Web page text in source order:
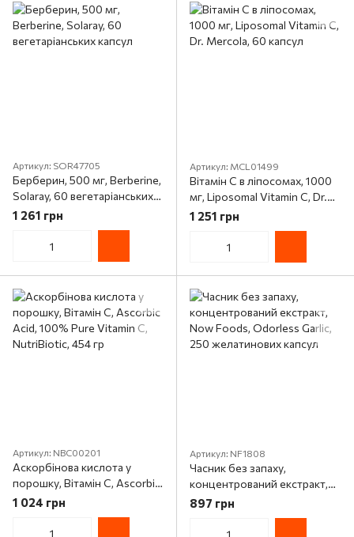
Артикул: SOR47705
Берберин, 500 мг, Berberine,
Solaray, 60 вегетаріанських
капсул
1 261 грн
Артикул: MCL01499
Вітамін C в ліпосомах, 1000
мг, Liposomal Vitamin C, Dr.
Mercola, 60 капсул
1 251 грн
Артикул: NBC00201
Аскорбінова кислота у
порошку, Вітамін C, Ascorbic
Acid, 100% Pure Vitamin C,
NutriBiotic, 454 гр
1 024 грн
Артикул: NF1808
Часник без запаху,
концентрований екстракт,
Now Foods, Odorless Garlic,
250 желатинових капсул
897 грн